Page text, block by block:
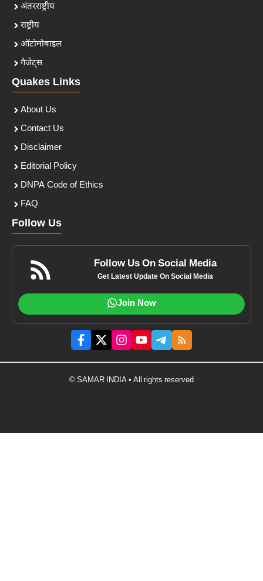
अंतरराष्ट्रीय
राष्ट्रीय
ऑटोमोबाइल
गैजेट्स
Quakes Links
About Us
Contact Us
Disclaimer
Editorial Policy
DNPA Code of Ethics
FAQ
Follow Us
Follow Us On Social Media
Get Latest Update On Social Media
Join Now
© SAMAR INDIA • All rights reserved